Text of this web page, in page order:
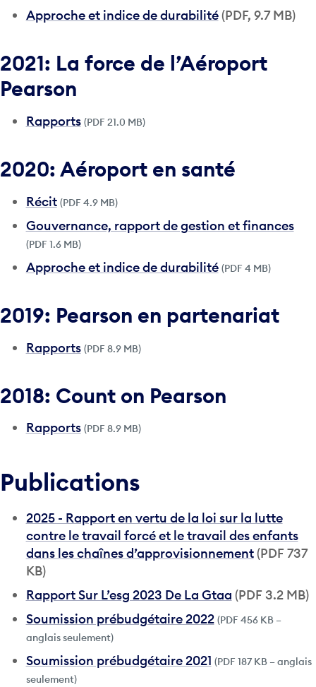
Approche et indice de durabilité(PDF, 9.7 MB)
2021: La force de l’Aéroport
Pearson
Rapports (PDF 21.0 MB)
2020: Aéroport en santé
Récit (PDF 4.9 MB)
Gouvernance, rapport de gestion et finances
(PDF 1.6 MB)
Approche et indice de durabilité (PDF 4 MB)
2019: Pearson en partenariat
Rapports (PDF 8.9 MB)
2018: Count on Pearson
Rapports (PDF 8.9 MB)
Publications
2025 - Rapport en vertu de la loi sur la lutte
contre le travail forcé et le travail des enfants
dans les chaînes d’approvisionnement(PDF 737
KB)
Rapport Sur L’esg 2023 De La Gtaa (PDF 3.2 MB)
Soumission prébudgétaire 2022 (PDF 456 KB –
anglais seulement)
Soumission prébudgétaire 2021 (PDF 187 KB – anglais
seulement)